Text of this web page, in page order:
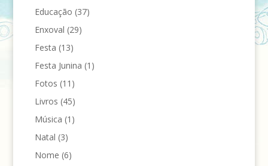
Educação (37)
Enxoval (29)
Festa (13)
Festa Junina (1)
Fotos (11)
Livros (45)
Música (1)
Natal (3)
Nome (6)